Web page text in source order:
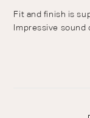
Fit and finish is
Impressive sound